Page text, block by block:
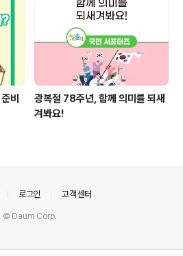
비
광복절 78주년, 함께 의미를 되새
겨봐요!
로그인 고객센터
© Daum Corp.